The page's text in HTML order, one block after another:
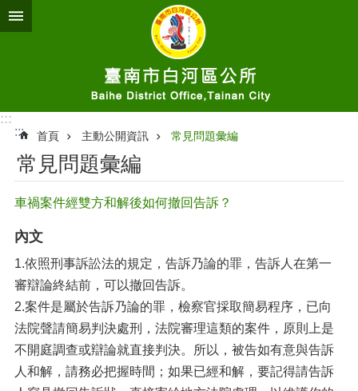
跳到主要內容區塊
:::
:::
首頁 主動公開資訊 常見問題彙編
常見問題彙編
車禍案件經雙方和解後如何撤回告訴？
內文
1.依照刑事訴訟法的規定，告訴乃論的罪，告訴人在第一
審辯論終結前，可以撤回告訴。
2.案件是屬於告訴乃論的罪，檢察官採取簡易程序，已向
法院聲請簡易判決處刑，法院審理這類的案件，原則上是
不開庭調查或辯論就直接判決。所以，被告如有意與告訴
人和解，請務必把握時間；如果已經和解，要記得請告訴